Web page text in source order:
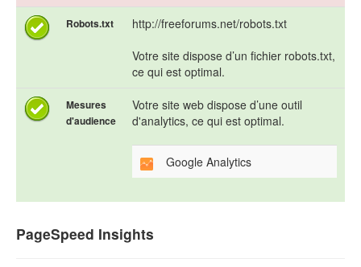
Robots.txt
http://freeforums.net/robots.txt
Votre site dispose d’un fichier robots.txt,
ce qui est optimal.
Mesures
d'audience
Votre site web dispose d’une outil
d'analytics, ce qui est optimal.
Google Analytics
PageSpeed Insights